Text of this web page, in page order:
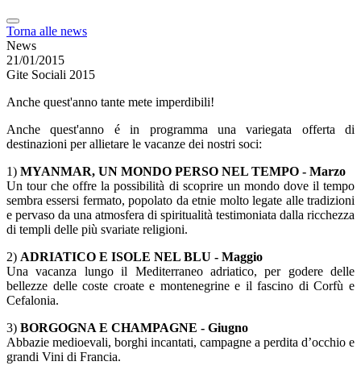
Torna alle news
News
21/01/2015
Gite Sociali 2015
Anche quest'anno tante mete imperdibili!
Anche quest'anno é in programma una variegata offerta di
destinazioni per allietare le vacanze dei nostri soci:
1) MYANMAR, UN MONDO PERSO NEL TEMPO - Marzo
Un tour che offre la possibilità di scoprire un mondo dove il tempo
sembra essersi fermato, popolato da etnie molto legate alle tradizioni
e pervaso da una atmosfera di spiritualità testimoniata dalla ricchezza
di templi delle più svariate religioni.
2) ADRIATICO E ISOLE NEL BLU - Maggio
Una vacanza lungo il Mediterraneo adriatico, per godere delle
bellezze delle coste croate e montenegrine e il fascino di Corfù e
Cefalonia.
3) BORGOGNA E CHAMPAGNE - Giugno
Abbazie medioevali, borghi incantati, campagne a perdita d’occhio e
grandi Vini di Francia.